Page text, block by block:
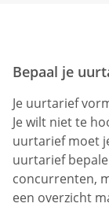
Bepaal je
Je uurtarief
Je wilt niet te
uurtarief moet
uurtarief
concurrenten,
een overzicht